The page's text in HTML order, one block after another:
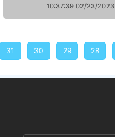
02/23/2023 10:37:39
28
29
30
31